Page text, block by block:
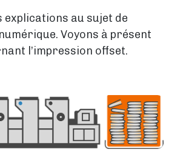
explications au sujet de
Voyons à présent
l’impression offset.